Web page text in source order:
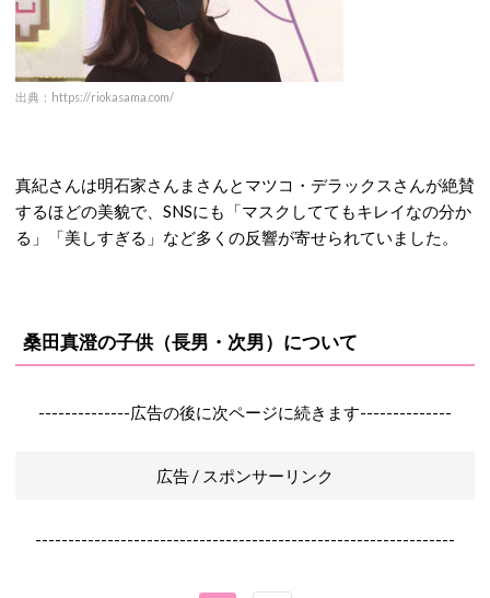
出典：https://riokasama.com/
真紀さんは明石家さんまさんとマツコ・デラックスさんが絶賛
するほどの美貌で、SNSにも「マスクしててもキレイなの分か
る」「美しすぎる」など多くの反響が寄せられていました。
桑田真澄の子供（長男・次男）について
--------------広告の後に次ページに続きます--------------
広告 / スポンサーリンク
----------------------------------------------------------------